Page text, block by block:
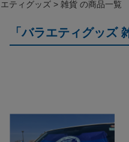
ティグッズ 雑貨 の商品一覧
「バラエティグッズ